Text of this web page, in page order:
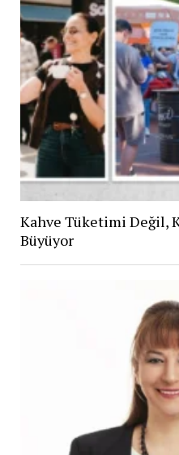
Kahve Tüketimi Değil,
Büyüyor